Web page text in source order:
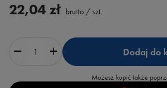
22,04 zł brutto / szt.
Dodaj do
Możesz kupić także